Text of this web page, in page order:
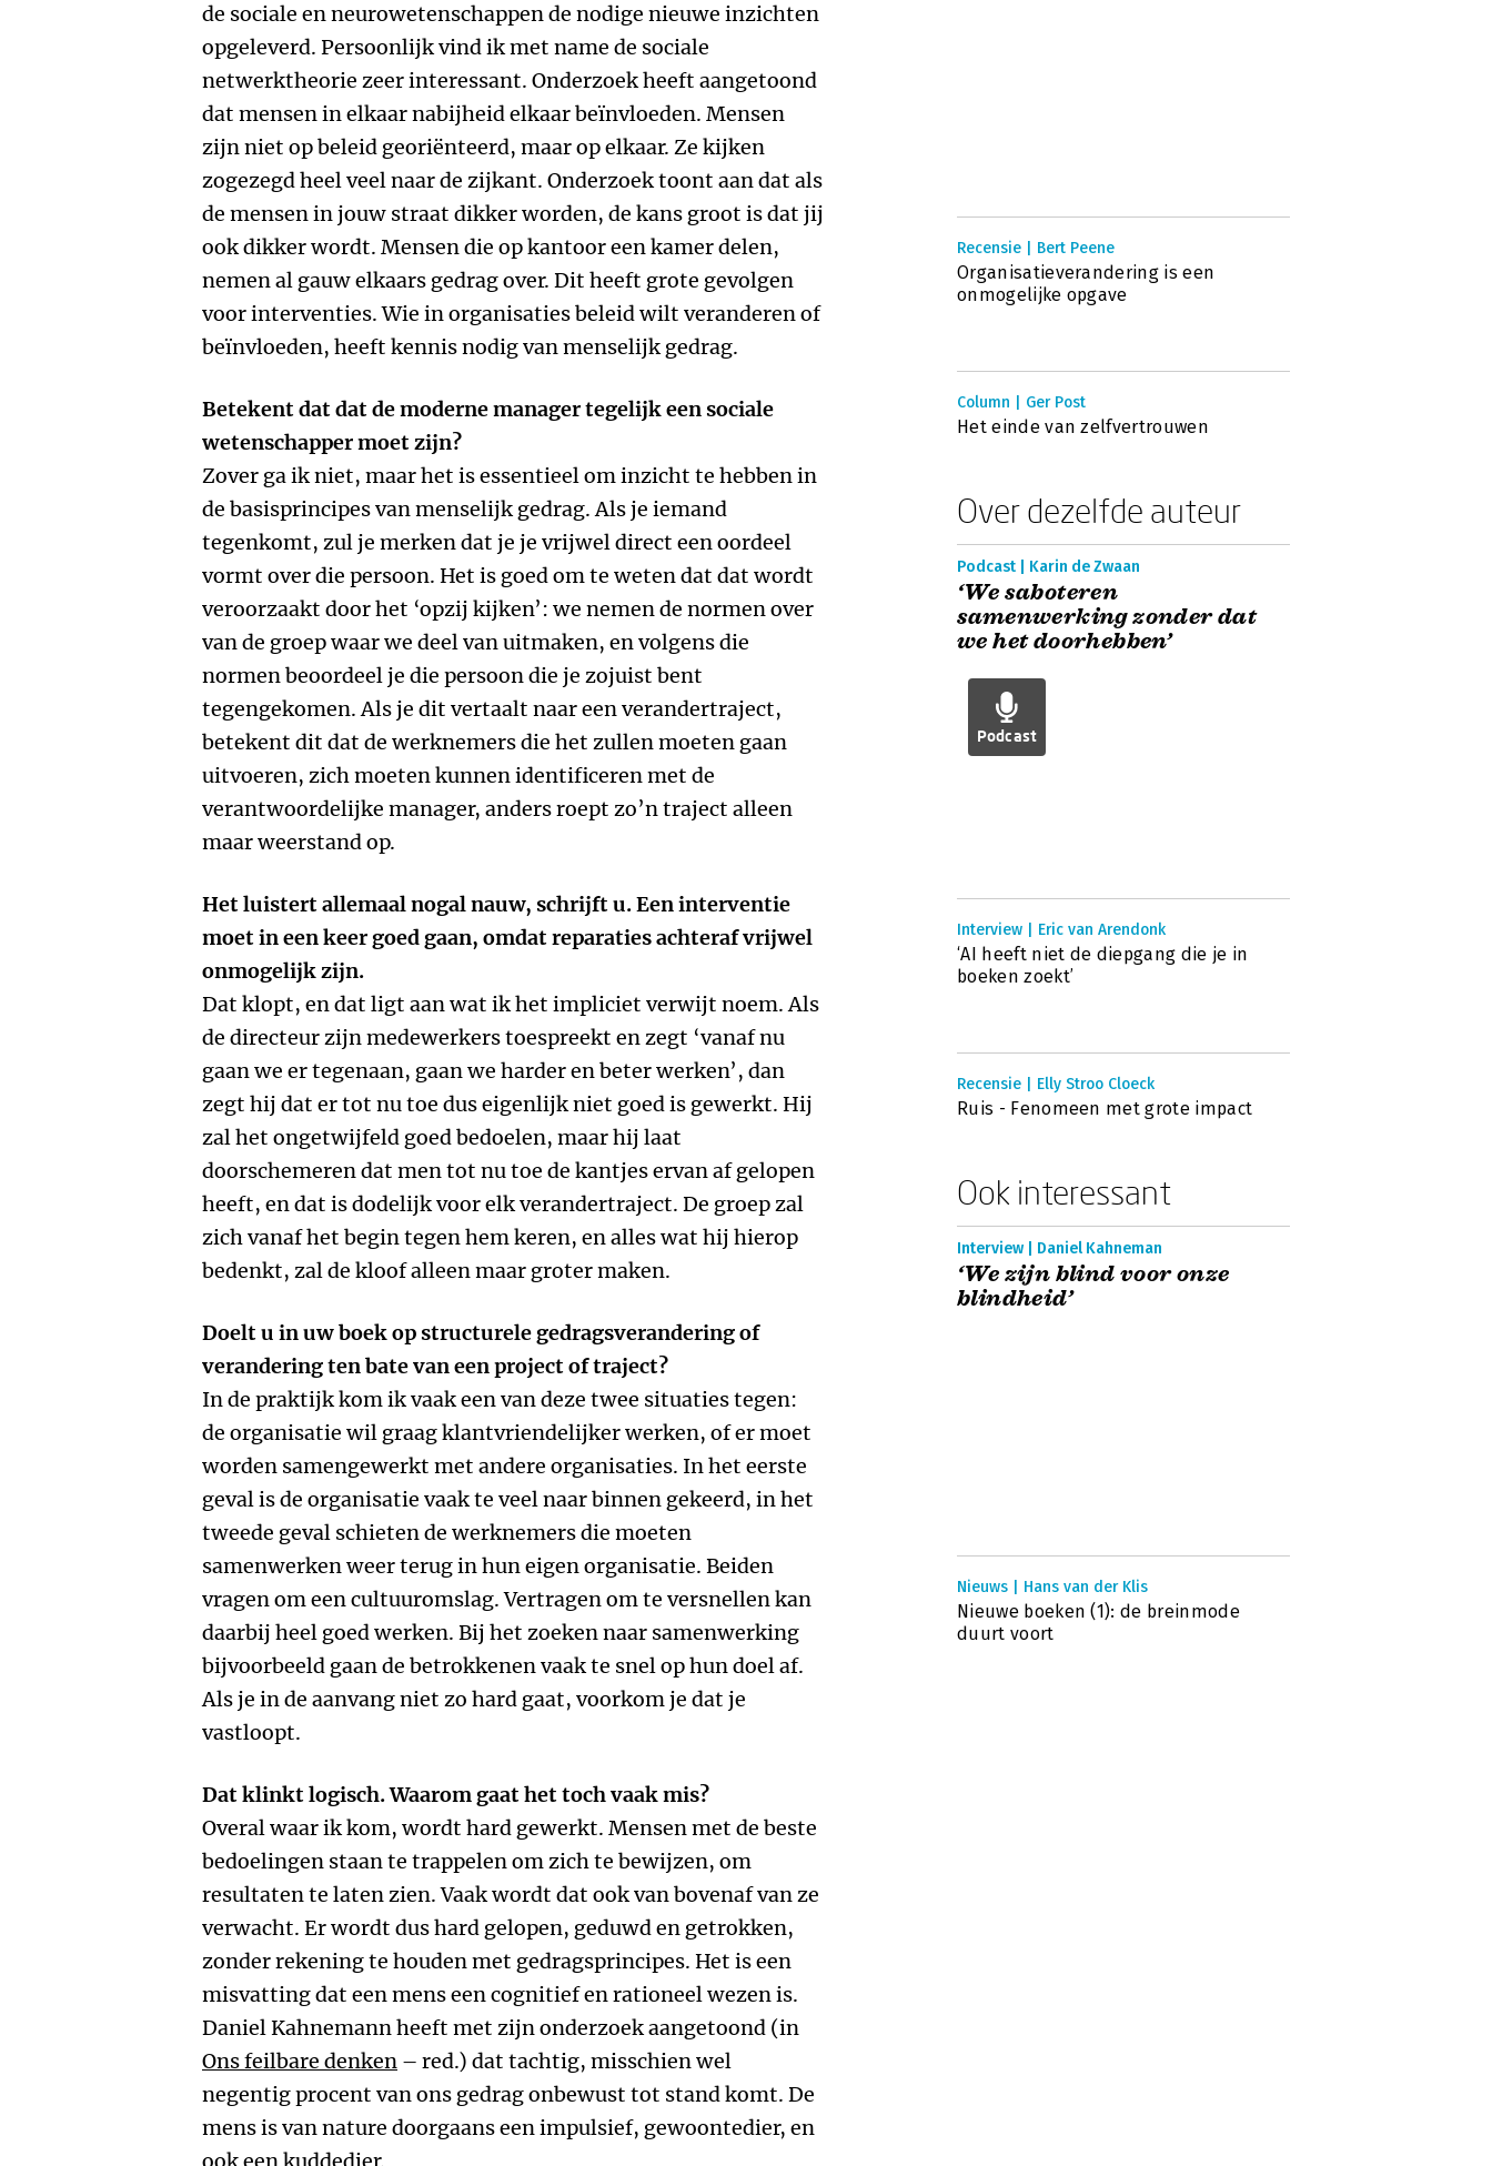
de sociale en neurowetenschappen de nodige nieuwe inzichten
opgeleverd. Persoonlijk vind ik met name de sociale
netwerktheorie zeer interessant. Onderzoek heeft aangetoond
dat mensen in elkaar nabijheid elkaar beïnvloeden. Mensen
zijn niet op beleid georiënteerd, maar op elkaar. Ze kijken
zogezegd heel veel naar de zijkant. Onderzoek toont aan dat als
de mensen in jouw straat dikker worden, de kans groot is dat jij
ook dikker wordt. Mensen die op kantoor een kamer delen,
nemen al gauw elkaars gedrag over. Dit heeft grote gevolgen
voor interventies. Wie in organisaties beleid wilt veranderen of
beïnvloeden, heeft kennis nodig van menselijk gedrag.
Betekent dat dat de moderne manager tegelijk een sociale
wetenschapper moet zijn?
Zover ga ik niet, maar het is essentieel om inzicht te hebben in
de basisprincipes van menselijk gedrag. Als je iemand
tegenkomt, zul je merken dat je je vrijwel direct een oordeel
vormt over die persoon. Het is goed om te weten dat dat wordt
veroorzaakt door het ‘opzij kijken’: we nemen de normen over
van de groep waar we deel van uitmaken, en volgens die
normen beoordeel je die persoon die je zojuist bent
tegengekomen. Als je dit vertaalt naar een verandertraject,
betekent dit dat de werknemers die het zullen moeten gaan
uitvoeren, zich moeten kunnen identificeren met de
verantwoordelijke manager, anders roept zo’n traject alleen
maar weerstand op.
Het luistert allemaal nogal nauw, schrijft u. Een interventie
moet in een keer goed gaan, omdat reparaties achteraf vrijwel
onmogelijk zijn.
Dat klopt, en dat ligt aan wat ik het impliciet verwijt noem. Als
de directeur zijn medewerkers toespreekt en zegt ‘vanaf nu
gaan we er tegenaan, gaan we harder en beter werken’, dan
zegt hij dat er tot nu toe dus eigenlijk niet goed is gewerkt. Hij
zal het ongetwijfeld goed bedoelen, maar hij laat
doorschemeren dat men tot nu toe de kantjes ervan af gelopen
heeft, en dat is dodelijk voor elk verandertraject. De groep zal
zich vanaf het begin tegen hem keren, en alles wat hij hierop
bedenkt, zal de kloof alleen maar groter maken.
Doelt u in uw boek op structurele gedragsverandering of
verandering ten bate van een project of traject?
In de praktijk kom ik vaak een van deze twee situaties tegen:
de organisatie wil graag klantvriendelijker werken, of er moet
worden samengewerkt met andere organisaties. In het eerste
geval is de organisatie vaak te veel naar binnen gekeerd, in het
tweede geval schieten de werknemers die moeten
samenwerken weer terug in hun eigen organisatie. Beiden
vragen om een cultuuromslag. Vertragen om te versnellen kan
daarbij heel goed werken. Bij het zoeken naar samenwerking
bijvoorbeeld gaan de betrokkenen vaak te snel op hun doel af.
Als je in de aanvang niet zo hard gaat, voorkom je dat je
vastloopt.
Dat klinkt logisch. Waarom gaat het toch vaak mis?
Overal waar ik kom, wordt hard gewerkt. Mensen met de beste
bedoelingen staan te trappelen om zich te bewijzen, om
resultaten te laten zien. Vaak wordt dat ook van bovenaf van ze
verwacht. Er wordt dus hard gelopen, geduwd en getrokken,
zonder rekening te houden met gedragsprincipes. Het is een
misvatting dat een mens een cognitief en rationeel wezen is.
Daniel Kahnemann heeft met zijn onderzoek aangetoond (in
Ons feilbare denken – red.) dat tachtig, misschien wel
negentig procent van ons gedrag onbewust tot stand komt. De
mens is van nature doorgaans een impulsief, gewoontedier, en
Recensie | Bert Peene
Organisatieverandering is een
onmogelijke opgave
Column | Ger Post
Het einde van zelfvertrouwen
Over dezelfde auteur
Podcast | Karin de Zwaan
‘We saboteren
samenwerking zonder dat
we het doorhebben’
Podcast
Interview | Eric van Arendonk
‘AI heeft niet de diepgang die je in
boeken zoekt’
Recensie | Elly Stroo Cloeck
Ruis - Fenomeen met grote impact
Ook interessant
Interview | Daniel Kahneman
‘We zijn blind voor onze
blindheid’
Nieuws | Hans van der Klis
Nieuwe boeken (1): de breinmode
duurt voort